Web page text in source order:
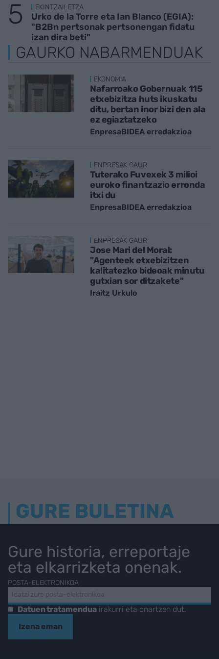
EKINTZAILETZA
Urko de la Torre eta Ian Blanco (EGIA):
"B2Bn pertsonak pertsonengan fidatu
izan dira beti"
GAURKO NABARMENDUAK
EKONOMIA
Nafarroako Gobernuak 115
etxebizitza huts ikuskatu
ditu, bertan inor bizi den ala
ez egiaztatzeko
EnpresaBIDEA erredakzioa
ENPRESAK GAUR
Tuterako Fuvexek 3 milioi
euroko finantzazio erronda
itxi du
EnpresaBIDEA erredakzioa
ENPRESAK GAUR
Jose Mari del Moral:
"Agenteek etxebizitzen
kalitatezko bideoak minutu
gutxian sor ditzakete"
Iraitz Urkulo
GURE BULETINA
Gure historia, erreportaje
eta elkarrizketa onenak.
POSTA-ELEKTRONIKOA
Datuen tratamenduairakurri eta onartzen dut.
Izena eman